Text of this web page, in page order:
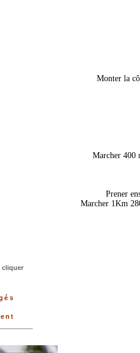
cliquer
Monter la
Marcher 400
Prener
Marcher 1Km